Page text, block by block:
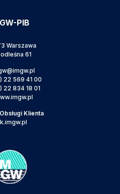
PIB
Warszawa
61
22 569 41 00
22 834 18 01
Klienta